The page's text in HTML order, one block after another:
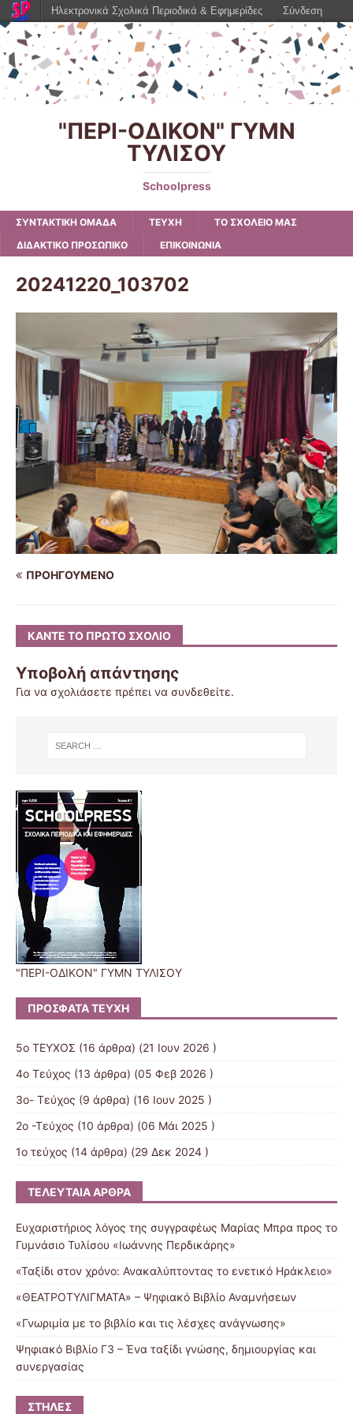
"ΠΕΡΙ-ΟΔΙΚΟΝ" ΓΥΜΝ
ΤΥΛΙΣΟΥ
Schoolpress
ΣΥΝΤΑΚΤΙΚΗ ΟΜΑΔΑ ΤΕΥΧΗ
ΤΟ ΣΧΟΛΕΙΟ ΜΑΣ
ΔΙΔΑΚΤΙΚΟ ΠΡΟΣΩΠΙΚΟ
ΕΠΙΚΟΙΝΩΝΙΑ
20241220_103702
ΠΡΟΗΓΟΎΜΕΝΟ
ΚΆΝΤΕ ΤΟ ΠΡΏΤΟ ΣΧΌΛΙΟ
Υποβολή απάντησης
Για να σχολιάσετε πρέπει να συνδεθείτε.
"ΠΕΡΙ-ΟΔΙΚΟΝ" ΓΥΜΝ ΤΥΛΙΣΟΥ
ΠΡΌΣΦΑΤΑ ΤΕΎΧΗ
5ο ΤΕΥΧΟΣ (16 άρθρα) (21 Ιουν 2026 )
4ο Τεύχος (13 άρθρα) (05 Φεβ 2026 )
3o- Τεύχος (9 άρθρα) (16 Ιουν 2025 )
2ο -Τεύχος (10 άρθρα) (06 Μάι 2025 )
1ο τεύχος (14 άρθρα) (29 Δεκ 2024 )
ΤΕΛΕΥΤΑΊΑ ΆΡΘΡΑ
Ευχαριστήριος λόγος της συγγραφέως Μαρίας Μπρα προς το
Γυμνάσιο Τυλίσου «Ιωάννης Περδικάρης»
«Ταξίδι στον χρόνο: Ανακαλύπτοντας το ενετικό Ηράκλειο»
«ΘΕΑΤΡΟΤΥΛΙΓΜΑΤΑ» – Ψηφιακό Βιβλίο Αναμνήσεων
«Γνωριμία με το βιβλίο και τις λέσχες ανάγνωσης»
Ψηφιακό Βιβλίο Γ3 – Ένα ταξίδι γνώσης, δημιουργίας και
συνεργασίας
ΣΤΉΛΕΣ
Ηλεκτρονικά Σχολικά Περιοδικά & Εφημερίδες Σύνδεση